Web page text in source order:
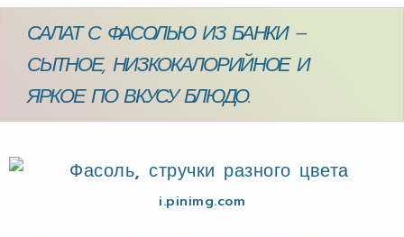
САЛАТ С ФАСОЛЬЮ ИЗ БАНКИ –
СЫТНОЕ, НИЗКОКАЛОРИЙНОЕ И
ЯРКОЕ ПО ВКУСУ БЛЮДО.
i.pinimg.com